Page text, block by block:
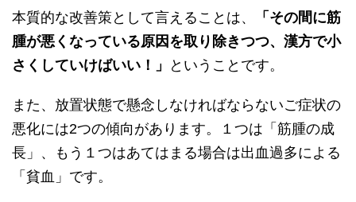
本質的な改善策として言えることは、
「その間に筋
腫が悪くなっている原因を取り除きつつ、漢方で小
さくしていけばいい！」 ということです。
また、放置状態で懸念しなければならないご症状の
悪化には2つの傾向があります。
１ つは「 筋腫の成
長」 、もう１つはあてはまる場合は出血過多による
「貧血」です。